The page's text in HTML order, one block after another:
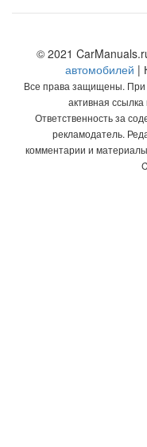
© 2021
автомобилей |
Все права защищены. При
активная
Ответственность за
рекламодатель.
комментарии и